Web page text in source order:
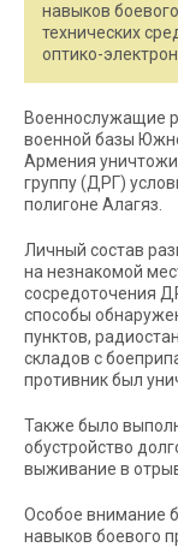
навыков
технических
оптико-
Военнослужащие
военной базы
Армения
группу (ДРГ)
полигоне Алагяз.
Личный состав
на незнакомой
сосредоточения
способы
пунктов,
складов с
противник был
Также было
обустройство
выживание в
Особое внимание
навыков боевого